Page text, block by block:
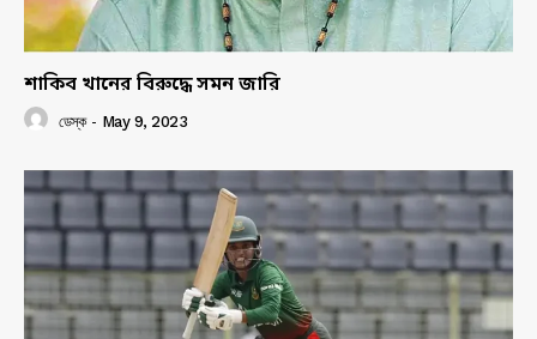
শাকিব খানের বিরুদ্ধে সমন জারি
ডেস্ক - May 9, 2023